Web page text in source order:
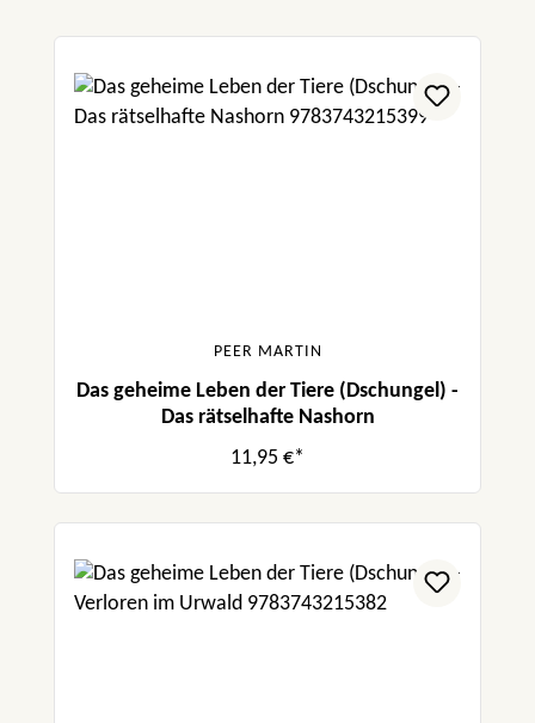
PEER MARTIN
Das geheime Leben der Tiere (Dschungel) -
Das rätselhafte Nashorn
11,95 €*